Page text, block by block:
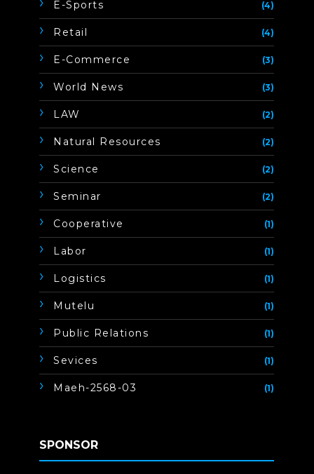
E-Sports (4)
Retail (4)
E-Commerce (3)
World News (3)
LAW (2)
Natural Resources (2)
Science (2)
Seminar (2)
Cooperative (1)
Labor (1)
Logistics (1)
Mutelu (1)
Public Relations (1)
Sevices (1)
Maeh-2568-03 (1)
SPONSOR